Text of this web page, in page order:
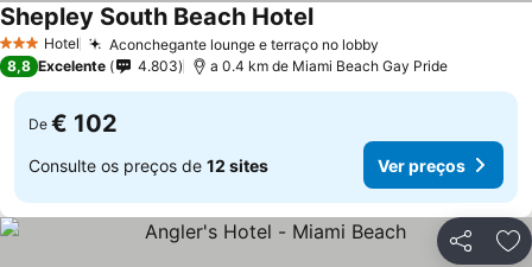
3 EstrelasHotel Aconchegante lounge e terraço no lobby
Shepley South Beach HotelVer preços
8,8 Excelente 4.803 a 0.4 km de Miami Beach Gay Pride
De € 102
Consulte os preços de 12 sites Ver preços
Partilhar